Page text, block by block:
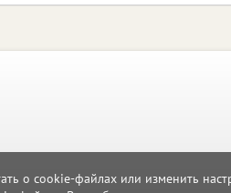
о cookie-файлах или изменить